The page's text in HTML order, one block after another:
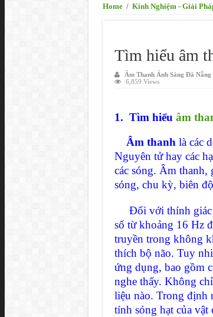
Home / Kinh Nghiệm - Giải
Tìm hiểu âm
Âm Thanh Ánh Sáng Đà Nẵng
6,859 Views
1. Tìm hiểu âm
Âm thanh là các
Nguyên tử hay các
các sóng. Âm
sóng, chu kỳ, biên
Đối với thính giác
số từ khoảng 16 Hz
truyền trong không
thích bộ não. Tuy
ứng dụng, bao gồm
nghe thấy. Không
liệu nào. Trong định
tính sóng hạt của vật